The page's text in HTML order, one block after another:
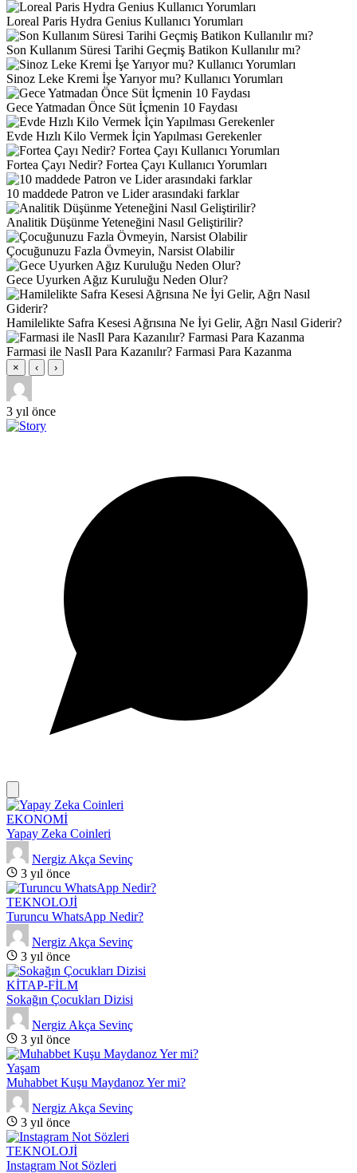
Loreal Paris Hydra Genius Kullanıcı Yorumları
Son Kullanım Süresi Tarihi Geçmiş Batikon Kullanılır mı?
Sinoz Leke Kremi İşe Yarıyor mu? Kullanıcı Yorumları
Gece Yatmadan Önce Süt İçmenin 10 Faydası
Evde Hızlı Kilo Vermek İçin Yapılması Gerekenler
Fortea Çayı Nedir? Fortea Çayı Kullanıcı Yorumları
10 maddede Patron ve Lider arasındaki farklar
Analitik Düşünme Yeteneğini Nasıl Geliştirilir?
Çocuğunuzu Fazla Övmeyin, Narsist Olabilir
Gece Uyurken Ağız Kuruluğu Neden Olur?
Hamilelikte Safra Kesesi Ağrısına Ne İyi Gelir, Ağrı Nasıl Giderir?
Farmasi ile NasIl Para Kazanılır? Farmasi Para Kazanma
× ‹ ›
3 yıl önce
EKONOMİ
Yapay Zeka Coinleri
Nergiz Akça Sevinç
3 yıl önce
TEKNOLOJİ
Turuncu WhatsApp Nedir?
Nergiz Akça Sevinç
3 yıl önce
KİTAP-FİLM
Sokağın Çocukları Dizisi
Nergiz Akça Sevinç
3 yıl önce
Yaşam
Muhabbet Kuşu Maydanoz Yer mi?
Nergiz Akça Sevinç
3 yıl önce
TEKNOLOJİ
Instagram Not Sözleri